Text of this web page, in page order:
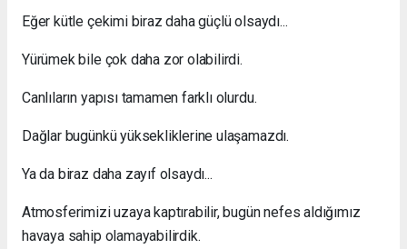
Eğer kütle çekimi biraz daha güçlü olsaydı...
Yürümek bile çok daha zor olabilirdi.
Canlıların yapısı tamamen farklı olurdu.
Dağlar bugünkü yüksekliklerine ulaşamazdı.
Ya da biraz daha zayıf olsaydı...
Atmosferimizi uzaya kaptırabilir, bugün nefes aldığımız
havaya sahip olamayabilirdik.